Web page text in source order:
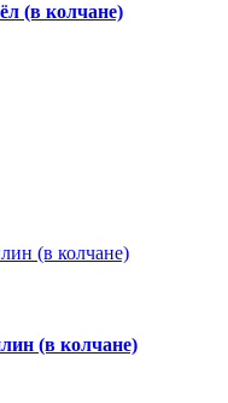
(в колчане)
(в колчане)